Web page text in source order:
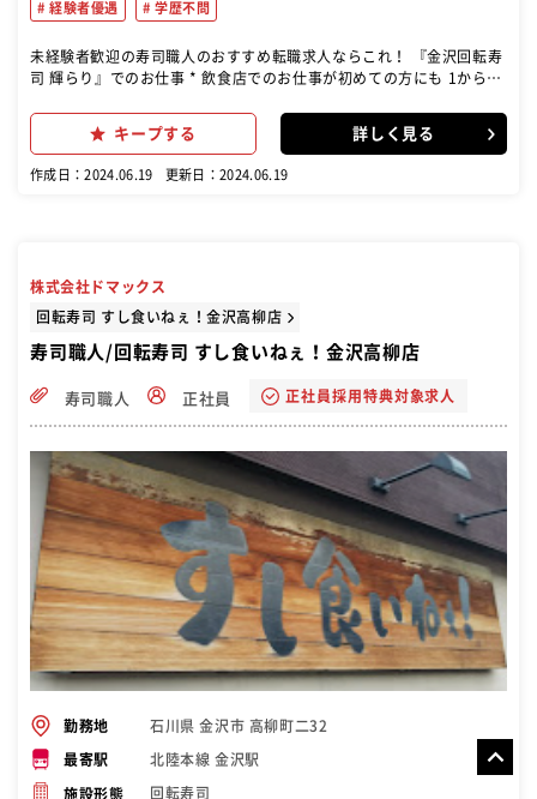
経験者優遇 学歴不問
未経験者歓迎の寿司職人のおすすめ転職求人ならこれ！ 『金沢回転寿
司 輝らり』でのお仕事 * 飲食店でのお仕事が初めての方にも 1から丁
ン等もございます 【ホール】 お席のご案内 お皿のカウント 商品提供
テーブルの掃除 レジでのお会計 など 【キッチン】 お寿司の調理 サ
イドメニューの調理 盛り付け お皿洗い など ※お仕事はホール・キ
UP
キープする 詳しく見る
作成日：2024.06.19 更新日：2024.06.19
株式会社ドマックス
回転寿司 すし食いねぇ！金沢高柳店
寿司職人/回転寿司 すし食いねぇ！金沢高柳店
寿司職人 正社員 正社員採用特典対象求人
勤務地 石川県 金沢市 高柳町二32
最寄駅 北陸本線 金沢駅
施設形態 回転寿司